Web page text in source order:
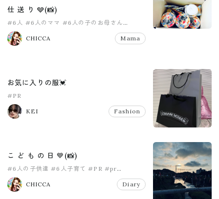
仕 送 り 🩶(📸)
#6人 #6人のママ #6人の子のお母さん
#8人家族
CHICCA
Mama
お気に入りの服💓
#PR
KEI Fashion
こ ど も の 日 💙(📸)
#6人の子供達 #6人子育て #PR #pr
#こどもの日
CHICCA
Diary